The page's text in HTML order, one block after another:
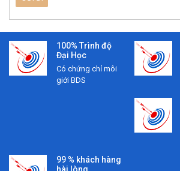
100% Trình độ
Đại Học
Có chứng chỉ môi
giới BDS
99 % khách hàng
hài lòng